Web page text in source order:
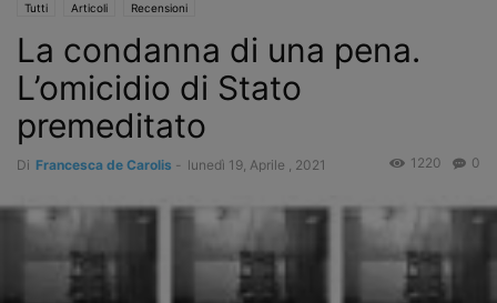
Tutti Articoli Recensioni
La condanna di una pena.
L’omicidio di Stato
premeditato
Di Francesca de Carolis - lunedì 19, Aprile , 2021 0
1220